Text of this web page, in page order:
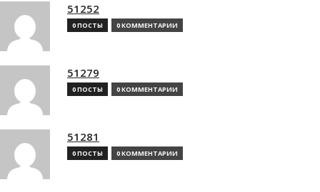
51252
0 ПОСТЫ 0 КОММЕНТАРИИ
51279
0 ПОСТЫ 0 КОММЕНТАРИИ
51281
0 ПОСТЫ 0 КОММЕНТАРИИ